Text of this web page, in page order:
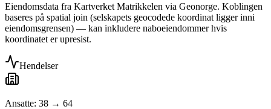
Eiendomsdata fra Kartverket Matrikkelen via Geonorge. Koblingen
baseres på spatial join (selskapets geocodede koordinat ligger inni
eiendomsgrensen) — kan inkludere naboeiendommer hvis
koordinatet er upresist.
Hendelser
Ansatte: 38 → 64